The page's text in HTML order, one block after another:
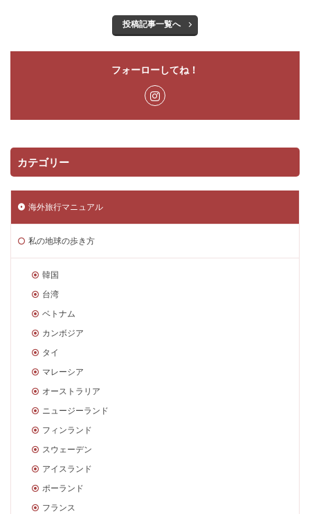
投稿記事一覧へ
フォーローしてね！
カテゴリー
海外旅行マニュアル
私の地球の歩き方
韓国
台湾
ベトナム
カンボジア
タイ
マレーシア
オーストラリア
ニュージーランド
フィンランド
スウェーデン
アイスランド
ポーランド
フランス